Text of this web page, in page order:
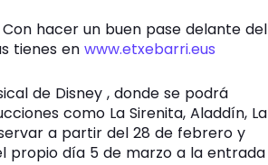
hacer un buen pase delante del
tienes en www.etxebarri.eus
de Disney , donde se podrá
como La Sirenita, Aladdín, La
a partir del 28 de febrero y
propio día 5 de marzo a la entrada